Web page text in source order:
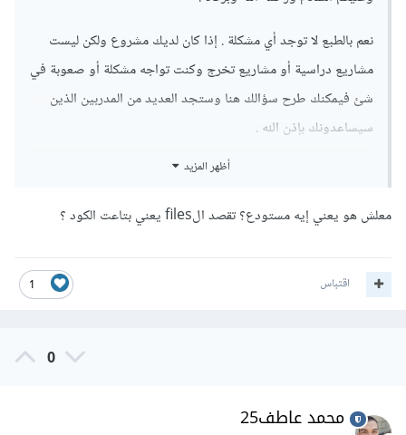
نعم بالطبع لا توجد أي مشكلة . إذا كان لديك مشروع ولكن ليست
مشاريع دراسية أو مشاريع تخرج وكنت تواجه مشكلة أو صعوبة في
شئ فيمكنك طرح سؤالك هنا وستجد العديد من المدربين الذين
سيساعدونك بإذن الله .
وإذا أردت تقيم الكود الذي قمت بكتابته أيضا لا توجد مشكلة يمكنك
في هذا الوقت بتقيمه إن شاء الله.
أظهر المزيد
معلش هو يعني إيه مستودع؟ تقصد الfiles يعني بتاعت الكود ؟
1 اقتباس
0
محمد عاطف25